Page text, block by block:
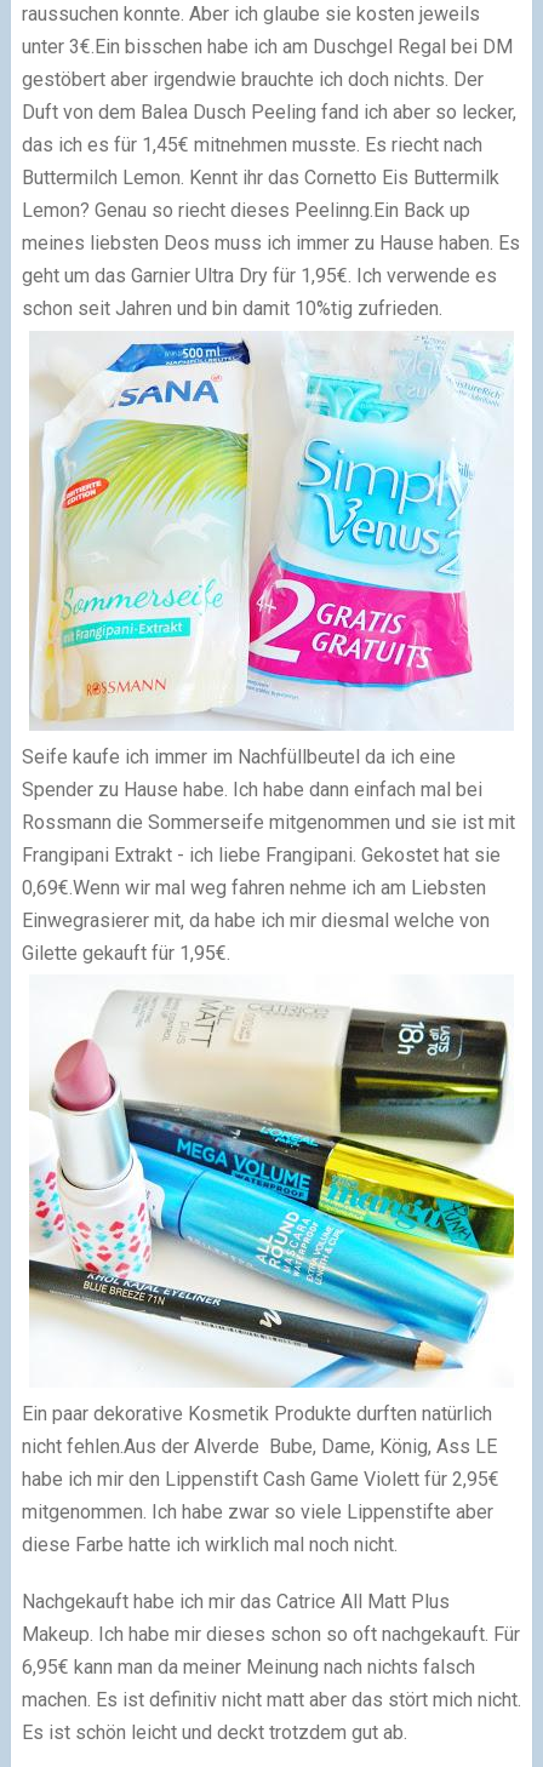
raussuchen konnte. Aber ich glaube sie kosten jeweils
unter 3€. Ein bisschen habe ich am Duschgel Regal bei DM
gestöbert aber irgendwie brauchte ich doch nichts. Der
Duft von dem Balea Dusch Peeling fand ich aber so lecker,
das ich es für 1,45€ mitnehmen musste. Es riecht nach
Buttermilch Lemon. Kennt ihr das Cornetto Eis Buttermilk
Lemon? Genau so riecht dieses Peelinng. Ein Back up
meines liebsten Deos muss ich immer zu Hause haben. Es
geht um das Garnier Ultra Dry für 1,95€. Ich verwende es
schon seit Jahren und bin damit 10%tig zufrieden.
Seife kaufe ich immer im Nachfüllbeutel da ich eine
Spender zu Hause habe. Ich habe dann einfach mal bei
Rossmann die Sommerseife mitgenommen und sie ist mit
Frangipani Extrakt - ich liebe Frangipani. Gekostet hat sie
0,69€. Wenn wir mal weg fahren nehme ich am Liebsten
Einwegrasierer mit, da habe ich mir diesmal welche von
Gilette gekauft für 1,95€.
Ein paar dekorative Kosmetik Produkte durften natürlich
nicht fehlen.Aus der Alverde Bube, Dame, König, Ass LE
habe ich mir den Lippenstift Cash Game Violett für 2,95€
mitgenommen. Ich habe zwar so viele Lippenstifte aber
diese Farbe hatte ich wirklich mal noch nicht.
Nachgekauft habe ich mir das Catrice All Matt Plus
Makeup. Ich habe mir dieses schon so oft nachgekauft. Für
6,95€ kann man da meiner Meinung nach nichts falsch
machen. Es ist definitiv nicht matt aber das stört mich nicht.
Es ist schön leicht und deckt trotzdem gut ab.